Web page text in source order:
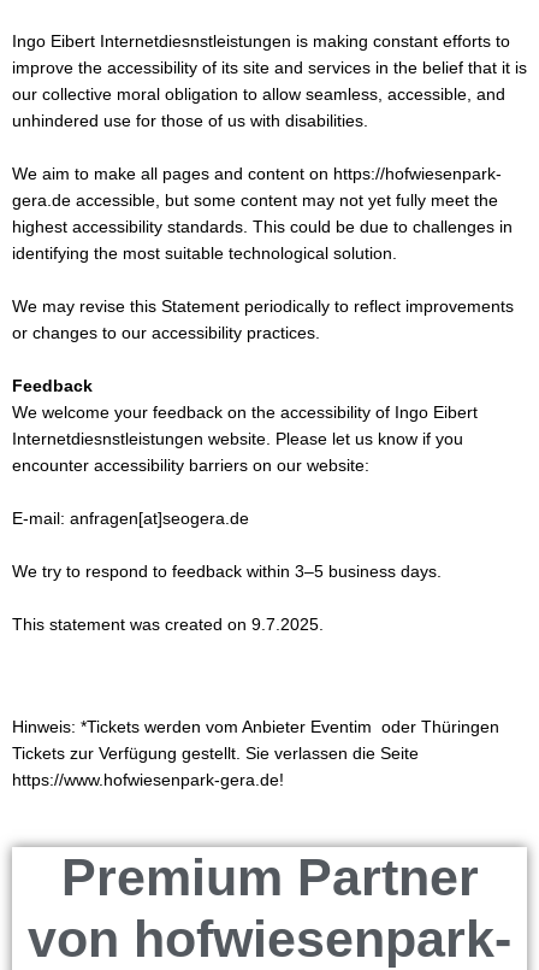
Ingo Eibert Internetdiesnstleistungen is making constant efforts to
improve the accessibility of its site and services in the belief that it is
our collective moral obligation to allow seamless, accessible, and
unhindered use for those of us with disabilities.
We aim to make all pages and content on https://hofwiesenpark-
gera.de accessible, but some content may not yet fully meet the
highest accessibility standards. This could be due to challenges in
identifying the most suitable technological solution.
We may revise this Statement periodically to reflect improvements
or changes to our accessibility practices.
Feedback
We welcome your feedback on the accessibility of Ingo Eibert
Internetdiesnstleistungen website. Please let us know if you
encounter accessibility barriers on our website:
E-mail: anfragen[at]seogera.de
We try to respond to feedback within 3–5 business days.
This statement was created on 9.7.2025.
Hinweis: *Tickets werden vom Anbieter Eventim oder Thüringen
Tickets zur Verfügung gestellt. Sie verlassen die Seite
https://www.hofwiesenpark-gera.de!
Premium Partner
von hofwiesenpark-